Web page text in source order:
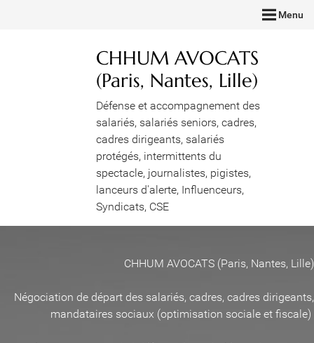
Menu
CHHUM AVOCATS
(Paris, Nantes, Lille)
Défense et accompagnement des
salariés, salariés seniors, cadres,
cadres dirigeants, salariés
protégés, intermittents du
spectacle, journalistes, pigistes,
lanceurs d'alerte, Influenceurs,
Syndicats, CSE
CHHUM AVOCATS (Paris, Nantes, Lille)
Négociation de départ des salariés, cadres, cadres dirigeants,
mandataires sociaux (optimisation sociale et fiscale)